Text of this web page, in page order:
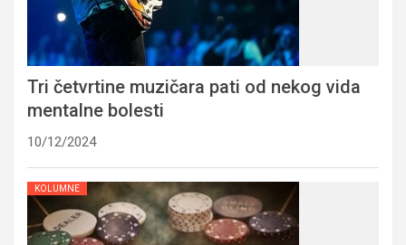
Tri četvrtine muzičara pati od nekog vida
mentalne bolesti
10/12/2024
KOLUMNE